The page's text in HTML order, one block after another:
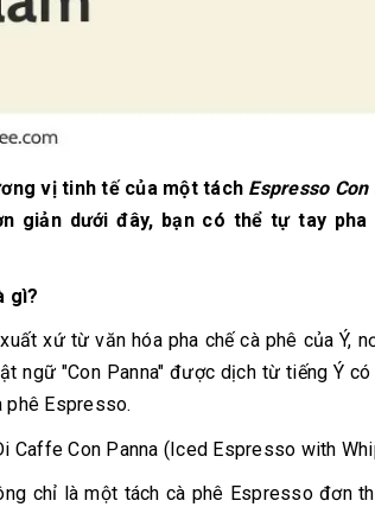
vị tinh tế của một tách Espresso Con
giản dưới đây, bạn có thể tự tay
gì?
xứ từ văn hóa pha chế cà phê của Ý,
ngữ "Con Panna" được dịch từ tiếng Ý
phê Espresso.
chỉ là một tách cà phê Espresso đơn